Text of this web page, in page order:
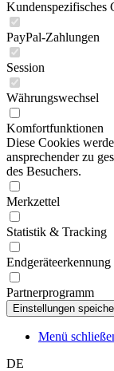
Kundenspezifisches
PayPal-Zahlungen
Session
Währungswechsel
Komfortfunktionen
Diese Cookies
ansprechender zu
des Besuchers.
Merkzettel
Statistik & Tracking
Endgeräteerkennung
Partnerprogramm
Menü
DE